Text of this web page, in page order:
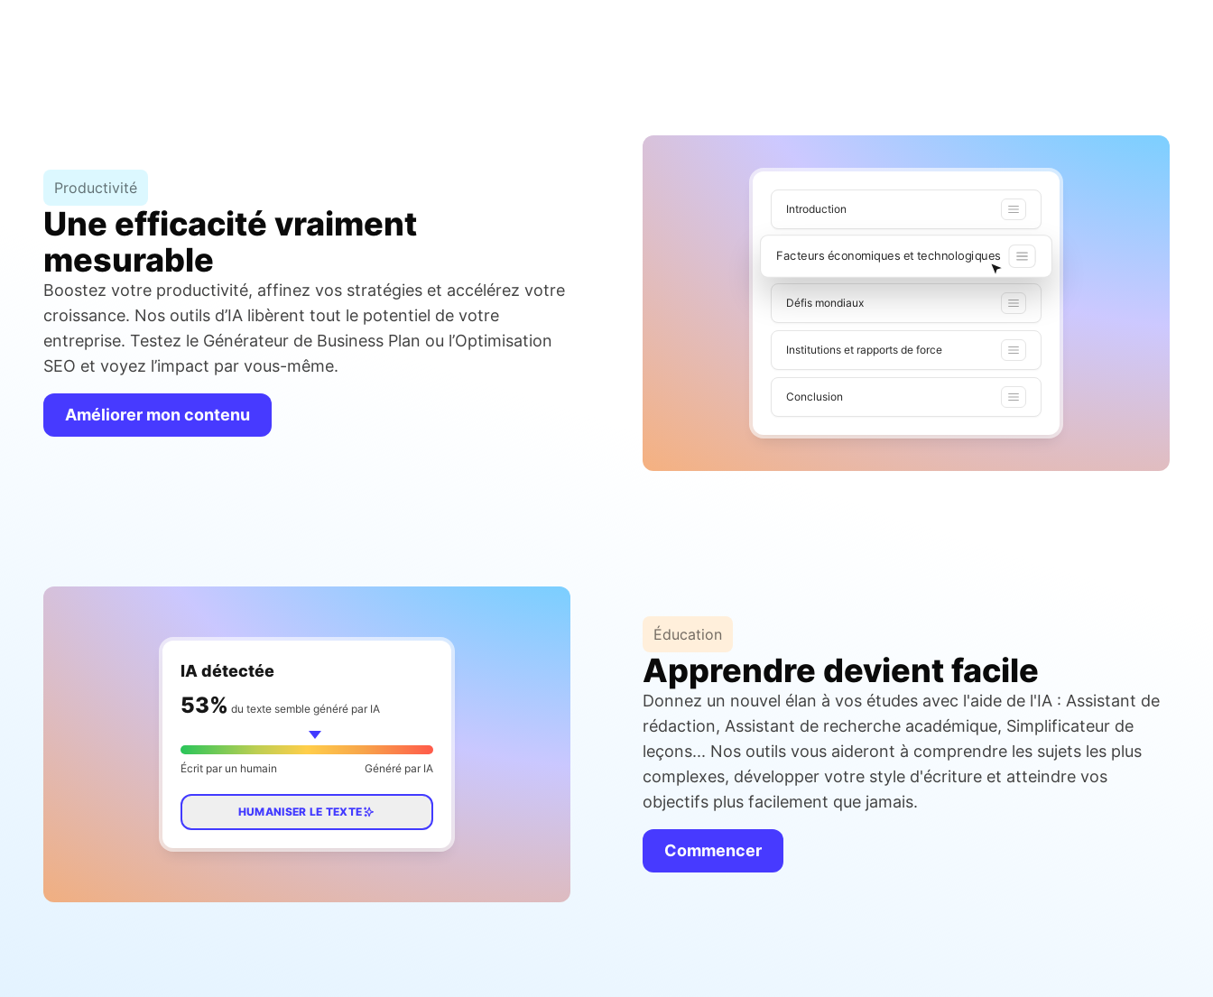
Productivité
Une efficacité vraiment
mesurable
Boostez votre productivité, affinez vos stratégies et accélérez votre
croissance. Nos outils d’IA libèrent tout le potentiel de votre
entreprise. Testez le Générateur de Business Plan ou l’Optimisation
SEO et voyez l’impact par vous-même.
Améliorer mon contenu
Introduction
Défis mondiaux
Institutions et rapports de force
Facteurs économiques et technologiques
Conclusion
Éducation
Apprendre devient facile
Donnez un nouvel élan à vos études avec l'aide de l'IA : Assistant de
rédaction, Assistant de recherche académique, Simplificateur de
leçons... Nos outils vous aideront à comprendre les sujets les plus
complexes, développer votre style d'écriture et atteindre vos
objectifs plus facilement que jamais.
Commencer
IA détectée
65% du texte semble généré par IA
Écrit par un humain Généré par IA
HUMANISER LE TEXTE